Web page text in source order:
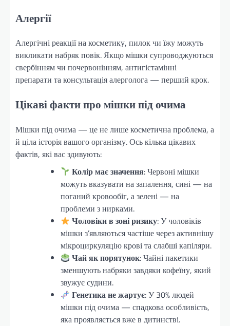
Алергії
Алергічні реакції на косметику, пилок чи їжу можуть
викликати набряк повік. Якщо мішки супроводжуються
свербінням чи почервонінням, антигістамінні
препарати та консультація алерголога — перший крок.
Цікаві факти про мішки під очима
Мішки під очима — це не лише косметична проблема, а
й ціла історія вашого організму. Ось кілька цікавих
фактів, які вас здивують:
Колір має значення: Червоні мішки
можуть вказувати на запалення, сині — на
поганий кровообіг, а зелені — на
проблеми з нирками.
Чоловіки в зоні ризику: У чоловіків
мішки з’являються частіше через активнішу
мікроциркуляцію крові та слабші капіляри.
Чай як порятунок: Чайні пакетики
зменшують набряки завдяки кофеїну, який
звужує судини.
Генетика не жартує: У 30% людей
мішки під очима — спадкова особливість,
яка проявляється вже в дитинстві.